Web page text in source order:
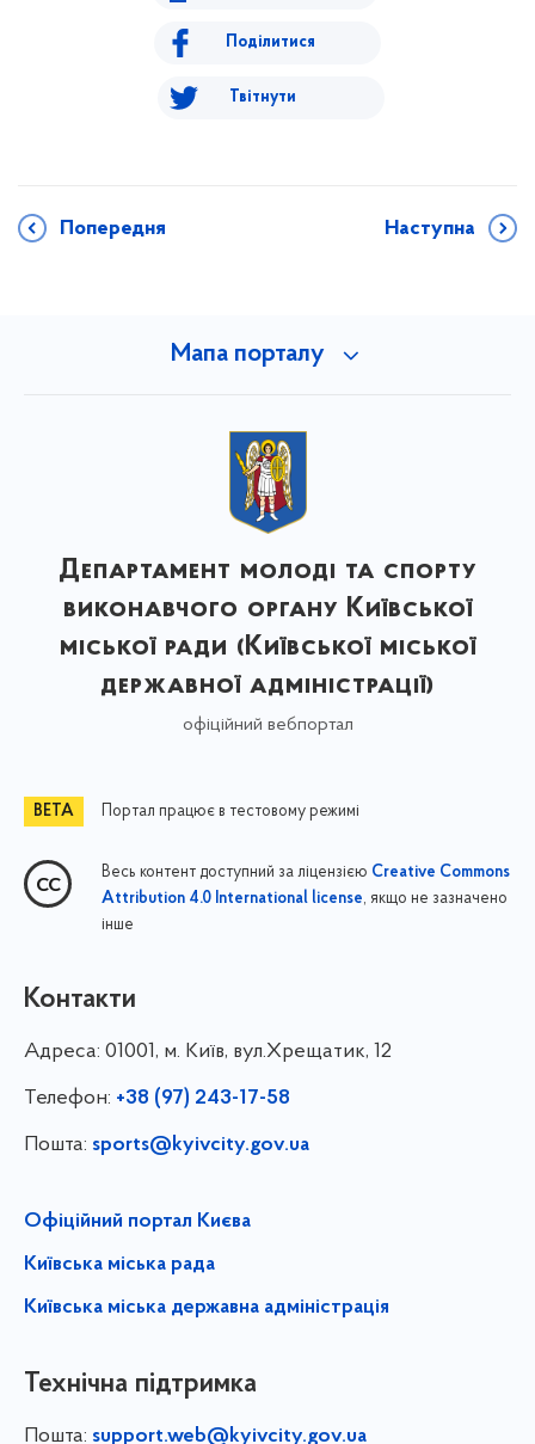
Поділитися
Твітнути
Попередня Наступна
Мапа порталу
Департамент молоді та спорту
виконавчого органу Київської
міської ради (Київської міської
державної адміністрації)
офіційний вебпортал
Портал працює в тестовому режимі
Весь контент доступний за ліцензією Creative Commons
Attribution 4.0 International license, якщо не зазначено
інше
Контакти
Адреса: 01001, м. Київ, вул.Хрещатик, 12
Телефон: +38 (97) 243-17-58
Пошта: sports@kyivcity.gov.ua
Офіційний портал Києва
Київська міська рада
Київська міська державна адміністрація
Технічна підтримка
Пошта: support.web@kyivcity.gov.ua